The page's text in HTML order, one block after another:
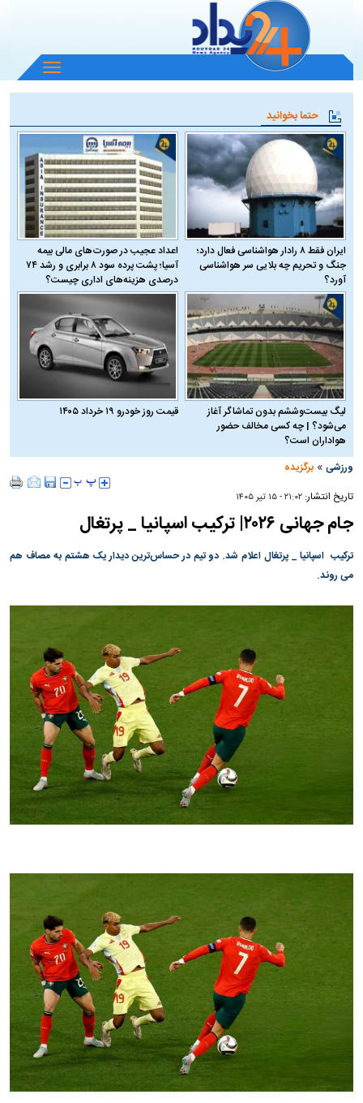
باز
و
منو
حتما بخوانید
ایران فقط ۸ رادار هواشناسی فعال دارد؛
جنگ و تحریم چه بلایی سر هواشناسی
آورد؟
اعداد عجیب در صورت‌های مالی بیمه
آسیا؛ پشت پرده سود ۸ برابری و رشد ۷۴
درصدی هزینه‌های اداری چیست؟
لیگ بیست‌وششم بدون تماشاگر آغاز
می‌شود؟ | چه کسی مخالف حضور
هواداران است؟
قیمت روز خودرو ۱۹ خرداد ۱۴۰۵
ورزشی »برگزیده
تاریخ انتشار:۲۱:۰۲ - ۱۵ تير ۱۴۰۵
جام جهانی ۲۰۲۶| ترکیب اسپانیا _ پرتغال
ترکیب اسپانیا _ پرتغال اعلام شد. دو تیم در حساس‌ترین دیدار یک هشتم به مصاف هم
می روند.